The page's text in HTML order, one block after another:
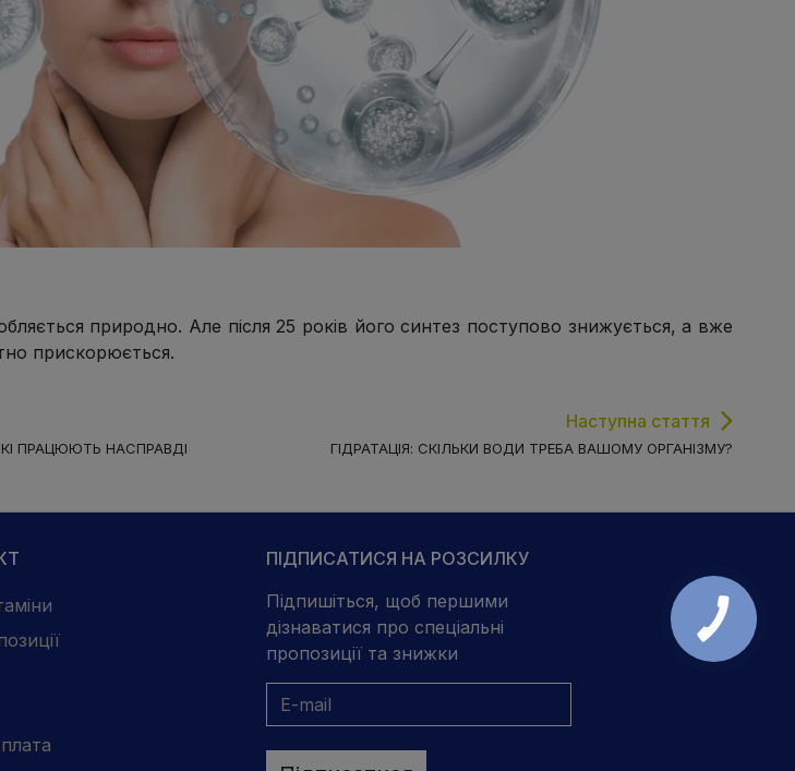
природно. Але після 25 років його синтез поступово знижується, а вже
прискорюється.
ПРАЦЮЮТЬ НАСПРАВДІ
Наступна стаття
ГІДРАТАЦІЯ: СКІЛЬКИ ВОДИ ТРЕБА ВАШОМУ ОРГАНІЗМУ?
ПІДПИСАТИСЯ НА РОЗСИЛКУ
Підпишіться, щоб першими
дізнаватися про спеціальні
пропозиції та знижки